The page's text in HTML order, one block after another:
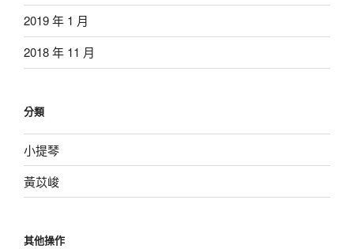
2019 年 1 月
2018 年 11 月
分類
小提琴
黃苡峻
其他操作